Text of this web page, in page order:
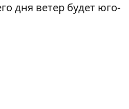
дня ветер будет юго-